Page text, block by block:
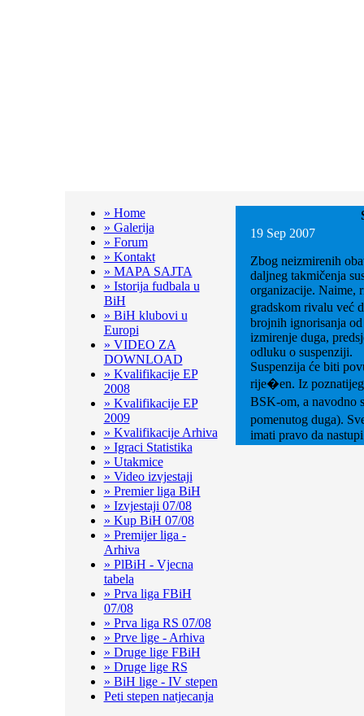
» Home
» Galerija
» Forum
» Kontakt
» MAPA SAJTA
» Istorija fudbala u
BiH
» BiH klubovi u
Europi
» VIDEO ZA
DOWNLOAD
» Kvalifikacije EP
2008
» Kvalifikacije EP
2009
» Kvalifikacije Arhiva
» Igraci Statistika
» Utakmice
» Video izvjestaji
» Premier liga BiH
» Izvjestaji 07/08
» Kup BiH 07/08
» Premijer liga -
Arhiva
» PlBiH - Vjecna
tabela
» Prva liga FBiH
07/08
» Prva liga RS 07/08
» Prve lige - Arhiva
» Druge lige FBiH
» Druge lige RS
» BiH lige - IV stepen
Peti stepen natjecanja
19 Sep 2007
Zbog neizmirenih
daljneg takmičenja
organizacije. Naime,
gradskom rivalu već
brojnih ignorisanja
izmirenje duga,
odluku o suspenziji.
Suspenzija će biti
rije�en. Iz poznatijeg
BSK-om, a navodno
pomenutog duga).
imati pravo da